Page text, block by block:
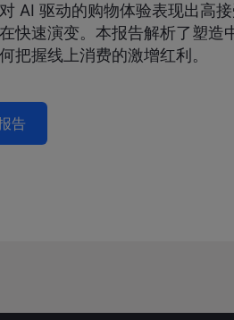
AI 驱动的购物体验表现出高
快速演变。本报告解析了塑造
把握线上消费的激增红利。
告